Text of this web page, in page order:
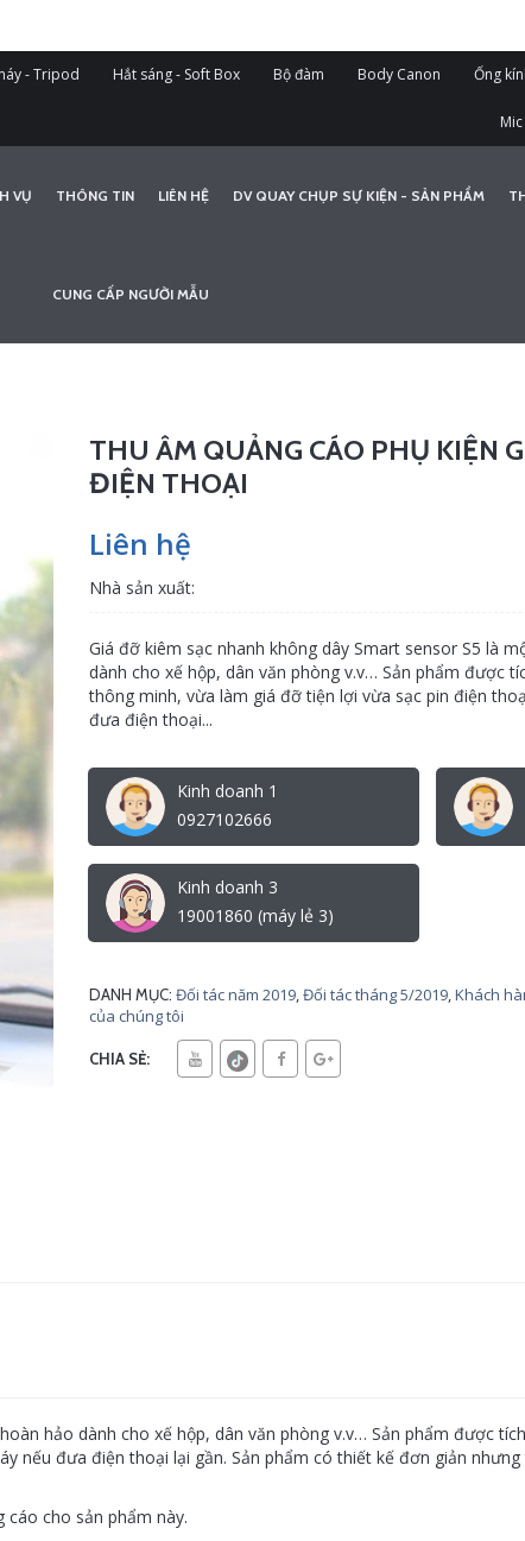
- Tripod Hắt sáng - Soft Box Bộ đàm Body Canon Ống
VỤ THÔNG TIN LIÊN HỆ DV QUAY CHỤP SỰ KIỆN - SẢN PHẨM
CUNG CẤP NGƯỜI MẪU
THU ÂM QUẢNG CÁO PHỤ KIỆN
ĐIỆN THOẠI
Liên hệ
Nhà sản xuất:
Giá đỡ kiêm sạc nhanh không dây Smart sensor S5 là
dành cho xế hộp, dân văn phòng v.v… Sản phẩm được
thông minh, vừa làm giá đỡ tiện lợi vừa sạc pin điện
đưa điện thoại...
Kinh doanh 1
0927102666
Kinh doanh 3
19001860 (máy lẻ 3)
DANH MỤC: Đối tác năm 2019,Đối tác tháng 5/2019,Khách
của chúng tôi
CHIA SẺ:
hảo dành cho xế hộp, dân văn phòng v.v… Sản phẩm được
đưa điện thoại lại gần. Sản phẩm có thiết kế đơn giản
cáo cho sản phẩm này.